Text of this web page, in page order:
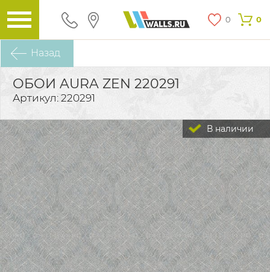
0 0
Назад
ОБОИ AURA ZEN 220291
Артикул: 220291
В наличии